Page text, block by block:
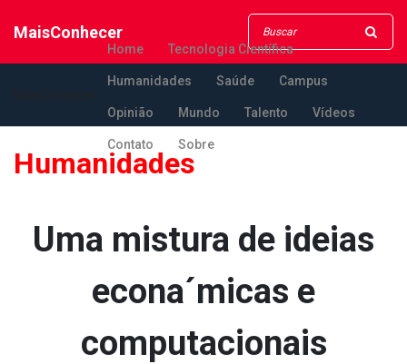
MaisConhecer
Home Tecnologia Científica
Humanidades Saúde Campus
Opinião Mundo Talento Vídeos
Contato Sobre
Humanidades
Uma mistura de ideias
econa´micas e
computacionais